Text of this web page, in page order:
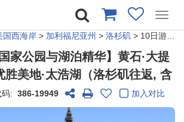
国西海岸 > 加利福尼亚州 > 洛杉矶 > 10日游【美西国家公园与湖泊精华】黄石·大提顿·羚羊峡谷·优胜美地·太浩湖（洛杉矶往返, 含接送机）
家公园与湖泊精华】黄石·大提
胜美地·太浩湖（洛杉矶往返, 含
码: 386-19949 加入对比